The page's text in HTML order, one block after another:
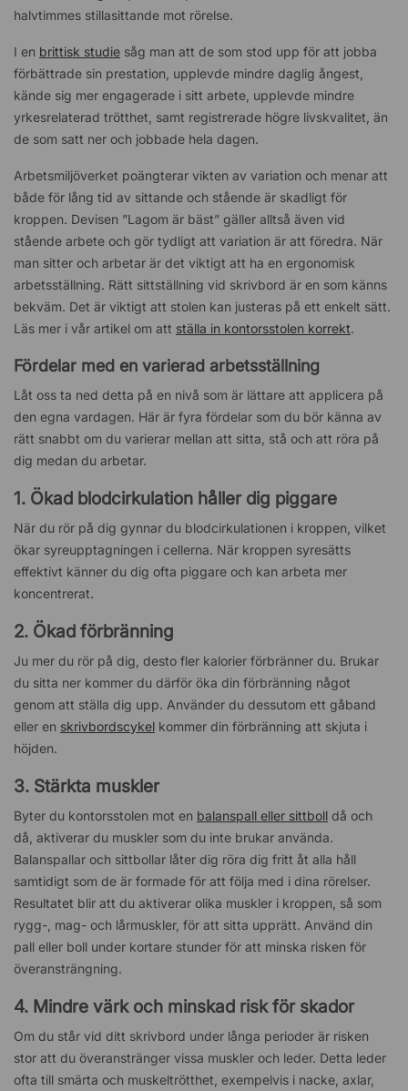
halvtimmes stillasittande mot rörelse.
I en brittisk studie såg man att de som stod upp för att jobba
förbättrade sin prestation, upplevde mindre daglig ångest,
kände sig mer engagerade i sitt arbete, upplevde mindre
yrkesrelaterad trötthet, samt registrerade högre livskvalitet, än
de som satt ner och jobbade hela dagen.
Arbetsmiljöverket poängterar vikten av variation och menar att
både för lång tid av sittande och stående är skadligt för
kroppen. Devisen ”Lagom är bäst” gäller alltså även vid
stående arbete och gör tydligt att variation är att föredra. När
man sitter och arbetar är det viktigt att ha en ergonomisk
arbetsställning. Rätt sittställning vid skrivbord är en som känns
bekväm. Det är viktigt att stolen kan justeras på ett enkelt sätt.
Läs mer i vår artikel om att ställa in kontorsstolen korrekt.
Fördelar med en varierad arbetsställning
Låt oss ta ned detta på en nivå som är lättare att applicera på
den egna vardagen. Här är fyra fördelar som du bör känna av
rätt snabbt om du varierar mellan att sitta, stå och att röra på
dig medan du arbetar.
1. Ökad blodcirkulation håller dig piggare
När du rör på dig gynnar du blodcirkulationen i kroppen, vilket
ökar syreupptagningen i cellerna. När kroppen syresätts
effektivt känner du dig ofta piggare och kan arbeta mer
koncentrerat.
2. Ökad förbränning
Ju mer du rör på dig, desto fler kalorier förbränner du. Brukar
du sitta ner kommer du därför öka din förbränning något
genom att ställa dig upp. Använder du dessutom ett gåband
eller en skrivbordscykel kommer din förbränning att skjuta i
höjden.
3. Stärkta muskler
Byter du kontorsstolen mot en balanspall eller sittboll då och
då, aktiverar du muskler som du inte brukar använda.
Balanspallar och sittbollar låter dig röra dig fritt åt alla håll
samtidigt som de är formade för att följa med i dina rörelser.
Resultatet blir att du aktiverar olika muskler i kroppen, så som
rygg-, mag- och lårmuskler, för att sitta upprätt. Använd din
pall eller boll under kortare stunder för att minska risken för
överansträngning.
4. Mindre värk och minskad risk för skador
Om du står vid ditt skrivbord under långa perioder är risken
stor att du överanstränger vissa muskler och leder. Detta leder
ofta till smärta och muskeltrötthet, exempelvis i nacke, axlar,